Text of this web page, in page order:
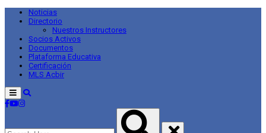
Noticias
Directorio
Nuestros Instructores
Socios Activos
Documentos
Plataforma Educativa
Certificación
MLS Acbir
Menu